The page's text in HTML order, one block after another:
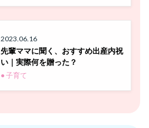
2023.06.16
先輩ママに聞く、おすすめ出産内祝
い｜実際何を贈った？
● 子育て